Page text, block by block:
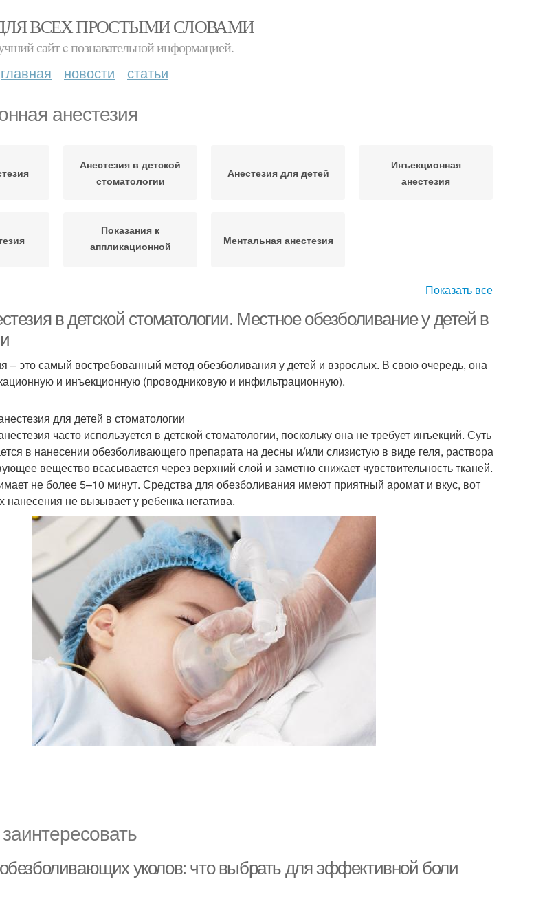
ВСЕХ ПРОСТЫМИ СЛОВАМИ
сайт c познавательной информацией.
главная новости статьи
анестезия
Анестезия в детской
стоматологии
Анестезия для детей
Инъекционная
анестезия
Показания к
аппликационной
Ментальная анестезия
Показать все
в детской стоматологии. Местное обезболивание у детей в
– это самый востребованный метод обезболивания у детей и взрослых. В свою очередь, она
и инъекционную (проводниковую и инфильтрационную).
для детей в стоматологии
часто используется в детской стоматологии, поскольку она не требует инъекций. Суть
в нанесении обезболивающего препарата на десны и/или слизистую в виде геля, раствора
вещество всасывается через верхний слой и заметно снижает чувствительность тканей.
не более 5–10 минут. Средства для обезболивания имеют приятный аромат и вкус, вот
нанесения не вызывает у ребенка негатива.
уколов: что выбрать для эффективной боли